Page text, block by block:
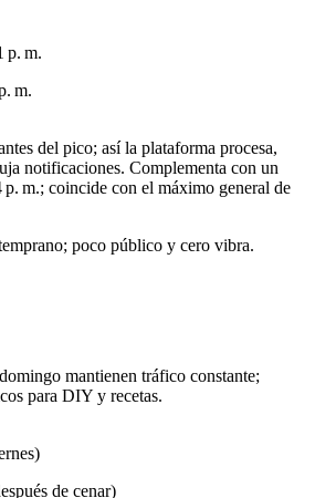
p. m.
m.
del pico; así la plataforma procesa,
notificaciones. Complementa con un
p. m.; coincide con el máximo general de
poco público y cero vibra.
mantienen tráfico constante;
para DIY y recetas.
de cenar)